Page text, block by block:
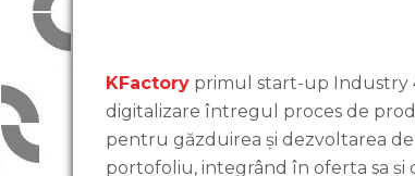
KFactory primul start-up Industry
digitalizare întregul proces de
pentru găzduirea și dezvoltarea
portofoliu, integrând în oferta sa și